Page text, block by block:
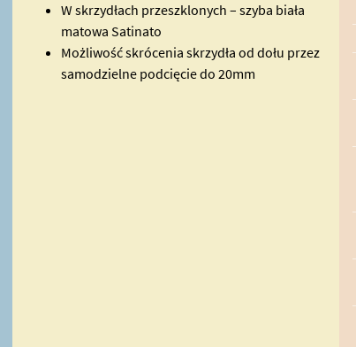
W skrzydłach przeszklonych – szyba biała
matowa Satinato
Możliwość skrócenia skrzydła od dołu przez
samodzielne podcięcie do 20mm